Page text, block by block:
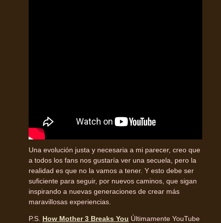
Una evolución justa y necesaria a mi parecer, creo que
a todos los fans nos gustaría ver una secuela, pero la
realidad es que no la vamos a tener. Y esto debe ser
suficiente para seguir, por nuevos caminos, que sigan
inspirando a nuevas generaciones de crear más
maravillosas experiencias.
P.S. How Mother 3 Breaks You Últimamente YouTube